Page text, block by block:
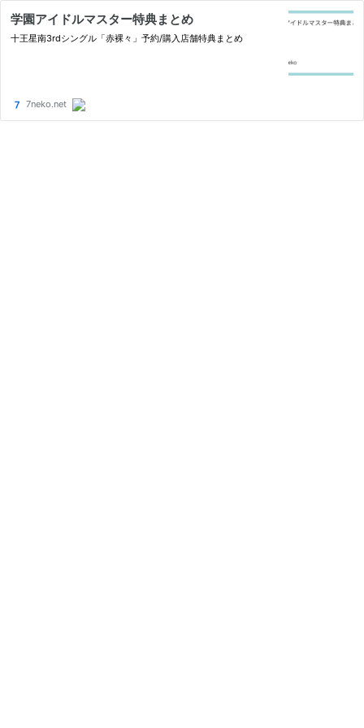
学園アイドルマスター特典まとめ
十王星南3rdシングル「赤裸々」予約/購入店舗特典まとめ
7neko.net